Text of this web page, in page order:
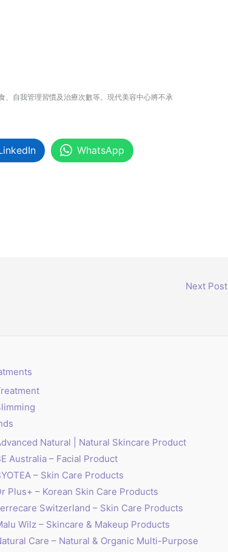
、自我管理習慣及治療次數等。現代美容中心將不承
WhatsApp
Next Post
Natural | Natural Skincare Product
Australia – Facial Product
– Skin Care Products
Plus+ – Korean Skin Care Products
Switzerland – Skin Care Products
Wilz – Skincare & Makeup Products
Care – Natural & Organic Multi-Purpose